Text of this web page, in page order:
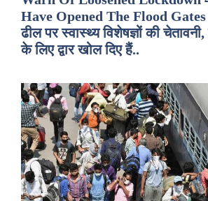
Have Opened The Flood
ढील पर स्वास्थ्य विशेषज्ञों की
के लिए द्वार खोल दिए हैं..